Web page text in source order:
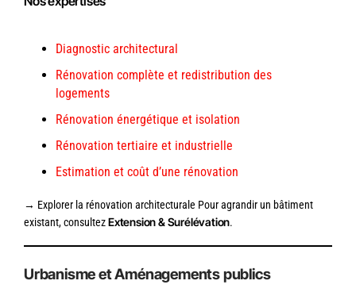
Diagnostic architectural
Rénovation complète et redistribution des
logements
Rénovation énergétique et isolation
Rénovation tertiaire et industrielle
Estimation et coût d’une rénovation
→ Explorer la rénovation architecturale Pour agrandir un bâtiment
existant, consultezExtension & Surélévation.
Urbanisme et Aménagements publics